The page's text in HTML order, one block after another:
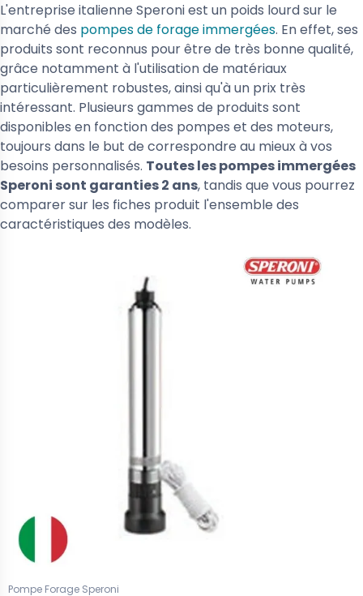
L'entreprise italienne Speroni est un poids lourd sur le
marché des pompes de forage immergées. En effet, ses
produits sont reconnus pour être de très bonne qualité,
grâce notamment à l'utilisation de matériaux
particulièrement robustes, ainsi qu'à un prix très
intéressant. Plusieurs gammes de produits sont
disponibles en fonction des pompes et des moteurs,
toujours dans le but de correspondre au mieux à vos
besoins personnalisés. Toutes les pompes immergées
Speroni sont garanties 2 ans, tandis que vous pourrez
comparer sur les fiches produit l'ensemble des
caractéristiques des modèles.
Pompe Forage Speroni